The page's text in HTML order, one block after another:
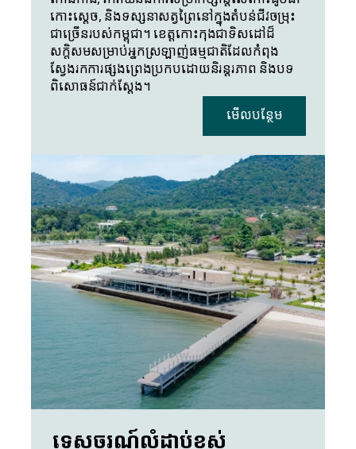
កោះស្តេច, និងទស្សនាសត្វព្រៃនៅក្នុងតំបន់ជីវចម្រុះ
ជាច្រើនរបស់កម្ពុជា។ ខេត្តកោះកុងជាទិសដៅដ៏
សក្តិសមសម្រាប់អ្នកស្រឡាញ់ធម្មជាតិដែលកំពុង
ស្វែងរកការផ្សងព្រេងប្រកបដោយនិរន្តរភាព និងបទ
ពិសោធន៍ជាក់ស្តែង។
មើលបន្ថែម
ទេសចរណ៍លំដាប់ខ្ពស់